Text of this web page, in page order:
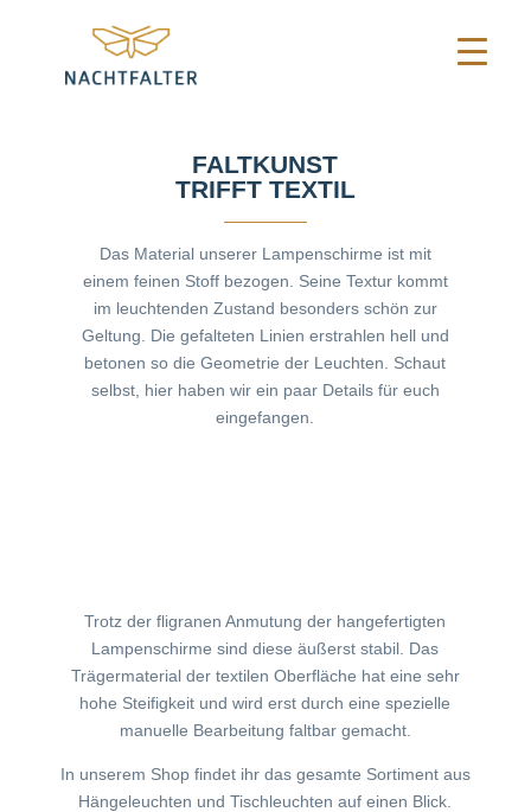
FALTKUNST
TRIFFT TEXTIL
Das Material unserer Lampenschirme ist mit
einem feinen Stoff bezogen. Seine Textur kommt
im leuchtenden Zustand besonders schön zur
Geltung. Die gefalteten Linien erstrahlen hell und
betonen so die Geometrie der Leuchten. Schaut
selbst, hier haben wir ein paar Details für euch
eingefangen.
Trotz der fligranen Anmutung der hangefertigten
Lampenschirme sind diese äußerst stabil. Das
Trägermaterial der textilen Oberfläche hat eine sehr
hohe Steifigkeit und wird erst durch eine spezielle
manuelle Bearbeitung faltbar gemacht.
In unserem Shop findet ihr das gesamte Sortiment aus
Hängeleuchten und Tischleuchten auf einen Blick.